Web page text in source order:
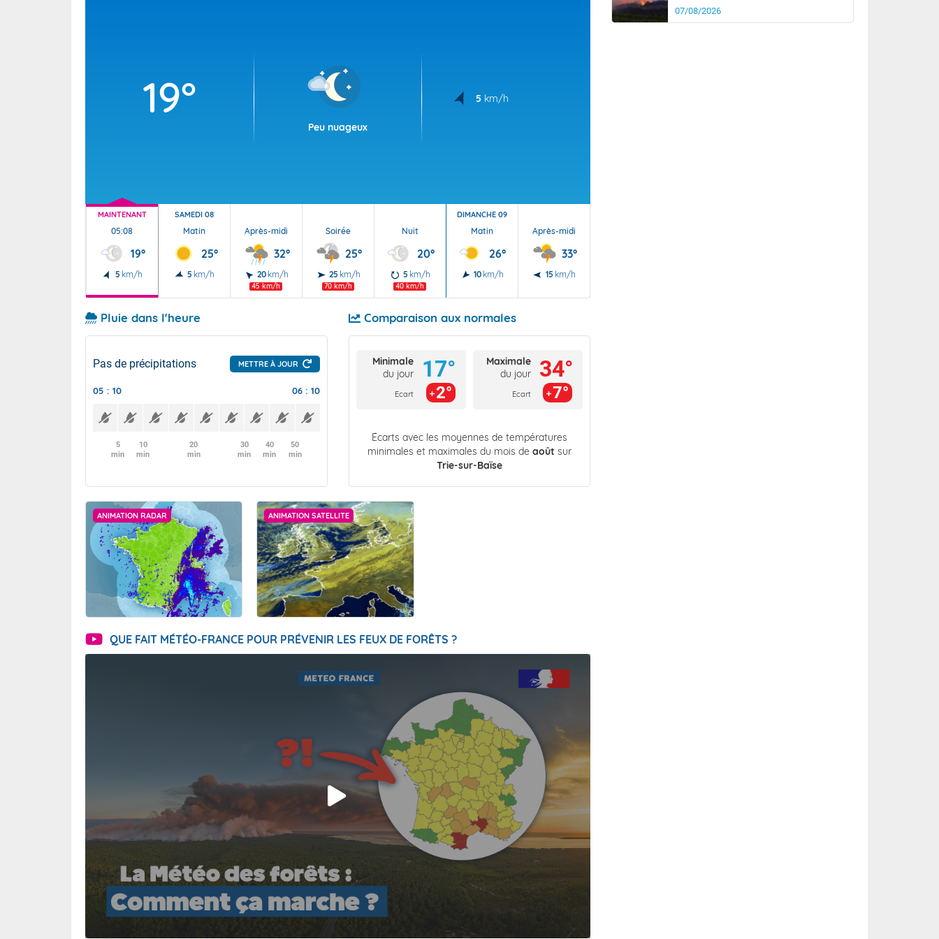
19°
Peu nuageux
5 km/h
MAINTENANT
05:08
19°
5 km/h
SAMEDI 08
Matin
25°
5 km/h
Après-midi
32°
20 km/h
45 km/h
Soirée
25°
25 km/h
70 km/h
Nuit
20°
5 km/h
40 km/h
DIMANCHE 09
Matin
26°
10 km/h
Après-midi
33°
15 km/h
Pluie dans l'heure
Pas de précipitations METTRE À JOUR
05 : 10 06 : 10
5
min
10
min
20
min
30
min
40
min
50
min
Comparaison aux normales
Minimale
du jour
Ecart
17°
2°
Maximale
du jour
Ecart
34°
7°
Écarts avec les moyennes de températures
minimales et maximales du mois de août sur
Trie-sur-Baïse
ANIMATION RADAR ANIMATION SATELLITE
QUE FAIT MÉTÉO-FRANCE POUR PRÉVENIR LES FEUX DE FORÊTS ?
07/08/2026